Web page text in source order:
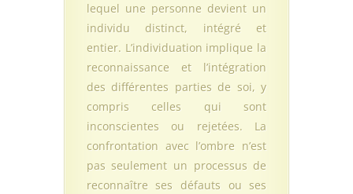
lequel une personne devient un
individu distinct, intégré et
entier. L’individuation implique la
reconnaissance et l’intégration
des différentes parties de soi, y
compris celles qui sont
inconscientes ou rejetées. La
confrontation avec l’ombre n’est
pas seulement un processus de
reconnaître ses défauts ou ses